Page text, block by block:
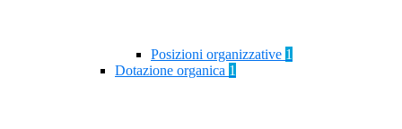
Posizioni organizzative 1
Dotazione organica 1